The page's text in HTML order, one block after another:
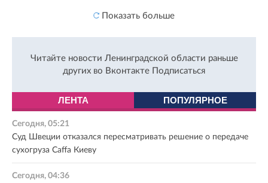
Показать больше
Читайте новости Ленинградской области раньше
других во Вконтакте Подписаться
ЛЕНТА ПОПУЛЯРНОЕ
Сегодня, 05:21
Суд Швеции отказался пересматривать решение о передаче
сухогруза Caffa Киеву
Сегодня, 04:36